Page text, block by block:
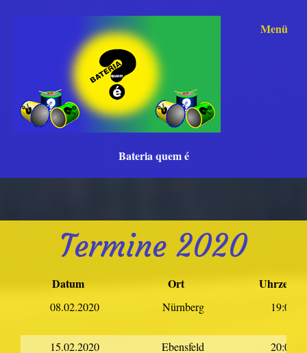
Bateria quem é
Menü
Termine 2020
Datum Ort Uhrzeit
08.02.2020 Nürnberg 19:00
15.02.2020 Ebensfeld
20:00